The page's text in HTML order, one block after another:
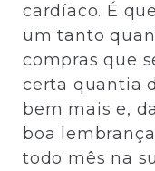
cardíaco. É
um tanto
compras que
certa quantia
bem mais e,
boa
todo mês na